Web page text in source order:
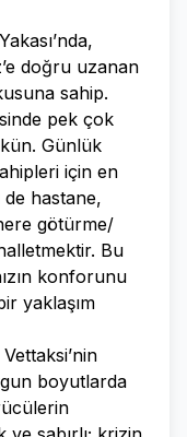
doğru uzanan
sahip.
pek çok
Günlük
için en
hastane,
götürme/
Bu
konforunu
yaklaşım
boyutlarda